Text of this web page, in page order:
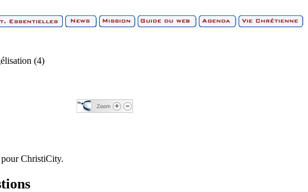
(4)
ChristiCity.